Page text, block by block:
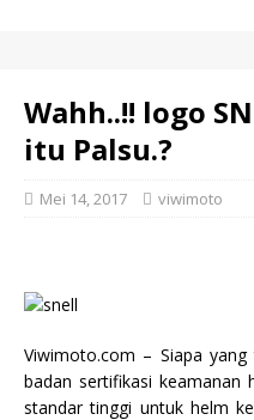
Wahh..!! logo
itu Palsu.?
Mei 14, 2017 viwimoto
Viwimoto.com – Siapa
badan sertifikasi keamanan
standar tinggi untuk helm